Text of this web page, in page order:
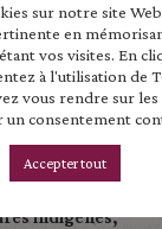
de dépots
Culture raisonnée
indigènes,
sur notre site
en
vos visites. En
à l'utilisation de
vous rendre sur les
consentement
Accepter tout